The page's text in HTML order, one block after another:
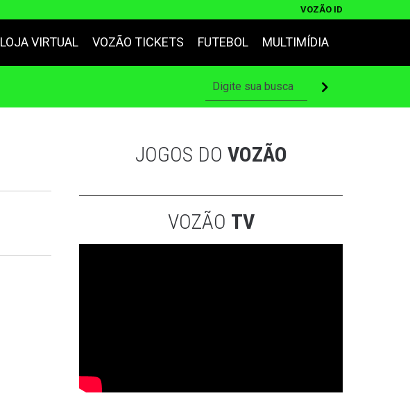
VOZÃO ID
LOJA VIRTUAL VOZÃO TICKETS FUTEBOL MULTIMÍDIA
JOGOS DO VOZÃO
VOZÃO TV